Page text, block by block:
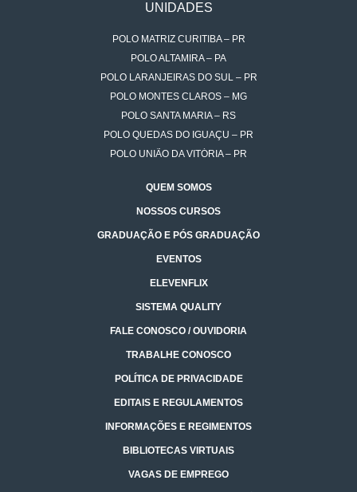
UNIDADES
POLO MATRIZ CURITIBA – PR
POLO ALTAMIRA – PA
POLO LARANJEIRAS DO SUL – PR
POLO MONTES CLAROS – MG
POLO SANTA MARIA – RS
POLO QUEDAS DO IGUAÇU – PR
POLO UNIÃO DA VITÓRIA – PR
QUEM SOMOS
NOSSOS CURSOS
GRADUAÇÃO E PÓS GRADUAÇÃO
EVENTOS
ELEVENFLIX
SISTEMA QUALITY
FALE CONOSCO / OUVIDORIA
TRABALHE CONOSCO
POLÍTICA DE PRIVACIDADE
EDITAIS E REGULAMENTOS
INFORMAÇÕES E REGIMENTOS
BIBLIOTECAS VIRTUAIS
VAGAS DE EMPREGO